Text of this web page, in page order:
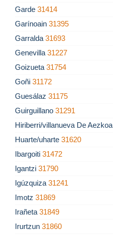
Garde 31414
Garínoain 31395
Garralda 31693
Genevilla 31227
Goizueta 31754
Goñi 31172
Guesálaz 31175
Guirguillano 31291
Hiriberri/villanueva De Aezkoa
Huarte/uharte 31620
Ibargoiti 31472
Igantzi 31790
Igúzquiza 31241
Imotz 31869
Irañeta 31849
Irurtzun 31860